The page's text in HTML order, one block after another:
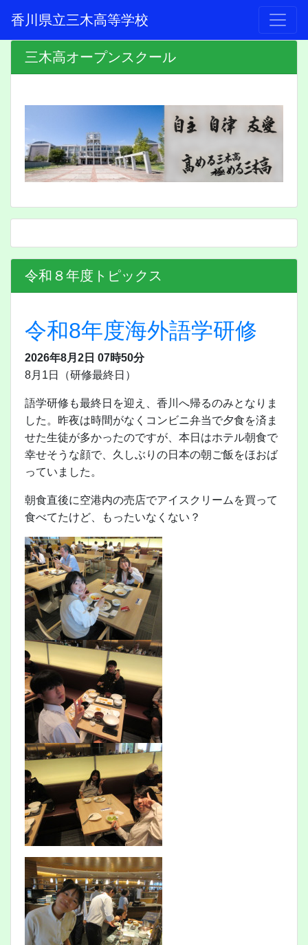
香川県立三木高等学校
三木高オープンスクール
令和８年度トピックス
令和8年度海外語学研修
2026年8月2日 07時50分
8月1日（研修最終日）
語学研修も最終日を迎え、香川へ帰るのみとなりま
した。昨夜は時間がなくコンビニ弁当で夕食を済ま
せた生徒が多かったのですが、本日はホテル朝食で
幸せそうな顔で、久しぶりの日本の朝ご飯をほおば
っていました。
朝食直後に空港内の売店でアイスクリームを買って
食べてたけど、もったいなくない？